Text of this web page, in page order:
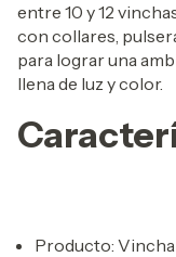
entre 10 y 12
con collares,
para lograr una
llena de luz y color.
Producto: